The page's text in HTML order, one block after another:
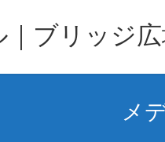
ブリッジ
メ